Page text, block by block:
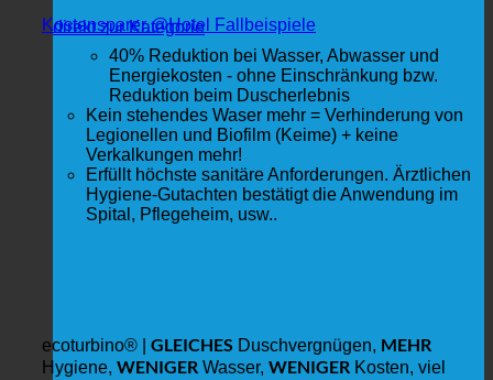
direkt zur Kategorie
Kostensparer @Hotel Fallbeispiele
40% Reduktion bei Wasser, Abwasser und
Energiekosten - ohne Einschränkung bzw.
Reduktion beim Duscherlebnis
Kein stehendes Waser mehr = Verhinderung von
Legionellen und Biofilm (Keime) + keine
Verkalkungen mehr!
Erfüllt höchste sanitäre Anforderungen. Ärztlichen
Hygiene-Gutachten bestätigt die Anwendung im
Spital, Pflegeheim, usw..
ecoturbino® | GLEICHES Duschvergnügen, MEHR
Hygiene, WENIGER Wasser, WENIGER Kosten, viel